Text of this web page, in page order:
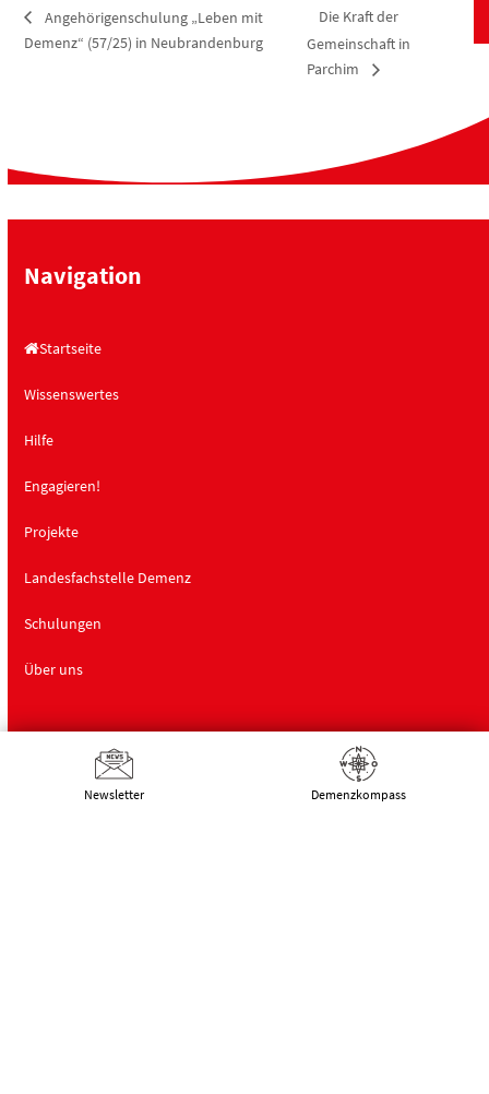
Angehörigenschulung „Leben mit
Demenz“ (57/25) in Neubrandenburg
Die Kraft der
Gemeinschaft in
Parchim
Navigation
Startseite
Wissenswertes
Hilfe
Engagieren!
Projekte
Landesfachstelle Demenz
Schulungen
Über uns
Deutsche Alzheimer Gesellschaft
Landesverband Mecklenburg-Vorpommern
Newsletter Demenz­kompass